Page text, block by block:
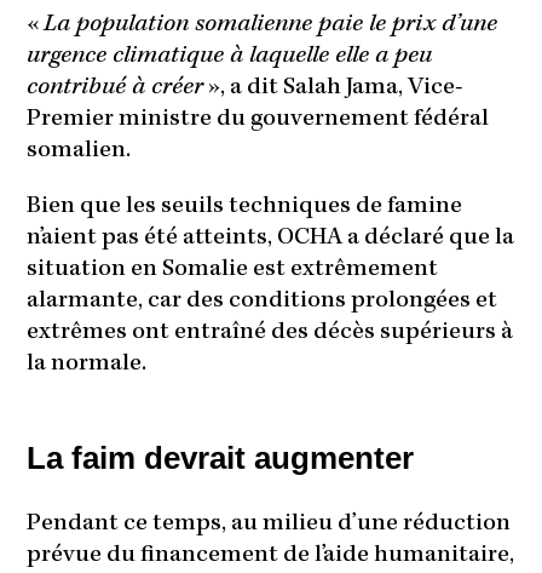
«La population somalienne paie le prix d’une
urgence climatique à laquelle elle a peu
contribué à créer», a dit Salah Jama, Vice-
Premier ministre du gouvernement fédéral
somalien.
Bien que les seuils techniques de famine
n’aient pas été atteints, OCHA a déclaré que la
situation en Somalie est extrêmement
alarmante, car des conditions prolongées et
extrêmes ont entraîné des décès supérieurs à
la normale.
La faim devrait augmenter
Pendant ce temps, au milieu d’une réduction
prévue du financement de l’aide humanitaire,